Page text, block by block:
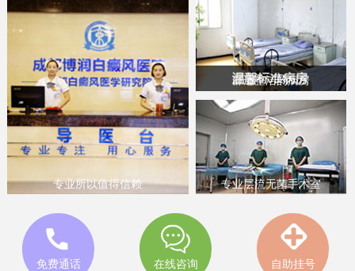
专业所以值得信赖
舒适整洁的病房
专业层流无菌手术室
免费通话 在线咨询 自助挂号